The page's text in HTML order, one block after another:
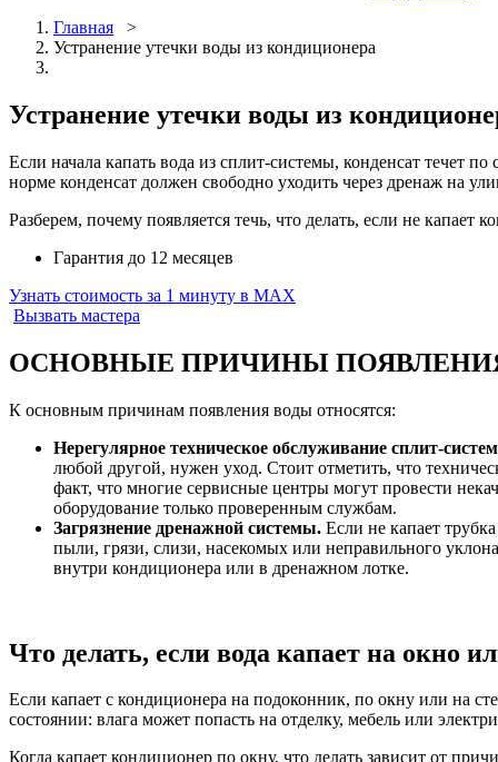
Главная >
Устранение утечки воды из кондиционера
Устранение утечки воды из
Если начала капать вода из сплит-системы, конденсат течет
норме конденсат должен свободно уходить через дренаж на
Разберем, почему появляется течь, что делать, если не капает
Гарантия до 12 месяцев
Узнать стоимость за 1 минуту в MAX
Вызвать мастера
ОСНОВНЫЕ ПРИЧИНЫ
К основным причинам появления воды относятся:
Нерегулярное техническое обслуживание сплит-
любой другой, нужен уход. Стоит отметить, что
факт, что многие сервисные центры могут провести
оборудование только проверенным службам.
Загрязнение дренажной системы. Если не капает
пыли, грязи, слизи, насекомых или неправильного
внутри кондиционера или в дренажном лотке.
Что делать, если вода капает на окно
Если капает с кондиционера на подоконник, по окну или на
состоянии: влага может попасть на отделку, мебель или
Когда капает кондиционер по окну, что делать зависит от